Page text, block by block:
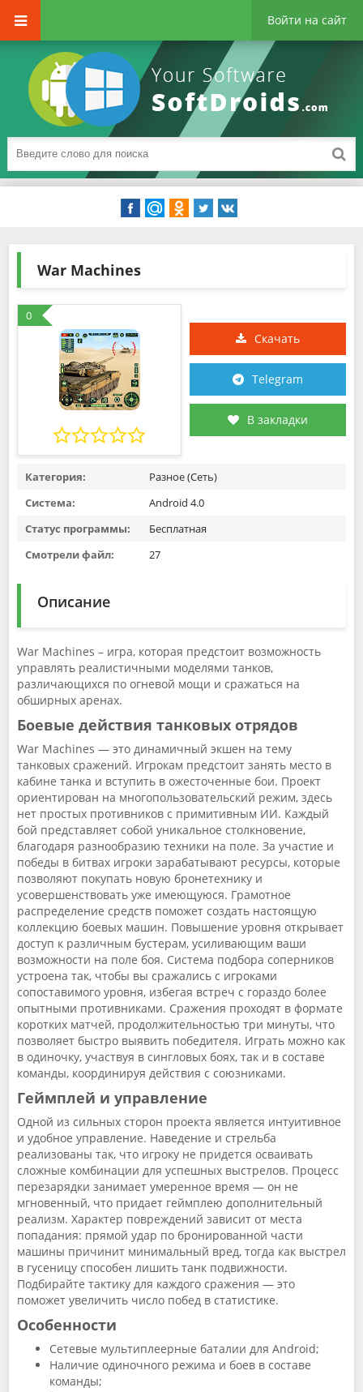
Войти на сайт
War Machines
0
Скачать
Telegram
В закладки
Категория:
Разное (Сеть)
Система:
Android 4.0
Статус программы:
Бесплатная
Смотрели файл:
27
Описание
War Machines – игра, которая предстоит возможность
управлять реалистичными моделями танков,
различающихся по огневой мощи и сражаться на
обширных аренах.
Боевые действия танковых отрядов
War Machines — это динамичный экшен на тему
танковых сражений. Игрокам предстоит занять место в
кабине танка и вступить в ожесточенные бои. Проект
ориентирован на многопользовательский режим, здесь
нет простых противников с примитивным ИИ. Каждый
бой представляет собой уникальное столкновение,
благодаря разнообразию техники на поле. За участие и
победы в битвах игроки зарабатывают ресурсы, которые
позволяют покупать новую бронетехнику и
усовершенствовать уже имеющуюся. Грамотное
распределение средств поможет создать настоящую
коллекцию боевых машин. Повышение уровня открывает
доступ к различным бустерам, усиливающим ваши
возможности на поле боя. Система подбора соперников
устроена так, чтобы вы сражались с игроками
сопоставимого уровня, избегая встреч с гораздо более
опытными противниками. Сражения проходят в формате
коротких матчей, продолжительностью три минуты, что
позволяет быстро выявить победителя. Играть можно как
в одиночку, участвуя в сингловых боях, так и в составе
команды, координируя действия с союзниками.
Геймплей и управление
Одной из сильных сторон проекта является интуитивное
и удобное управление. Наведение и стрельба
реализованы так, что игроку не придется осваивать
сложные комбинации для успешных выстрелов. Процесс
перезарядки занимает умеренное время — он не
мгновенный, что придает геймплею дополнительный
реализм. Характер повреждений зависит от места
попадания: прямой удар по бронированной части
машины причинит минимальный вред, тогда как выстрел
в гусеницу способен лишить танк подвижности.
Подбирайте тактику для каждого сражения — это
поможет увеличить число побед в статистике.
Особенности
Сетевые мультиплеерные баталии для Android;
Наличие одиночного режима и боев в составе
команды;